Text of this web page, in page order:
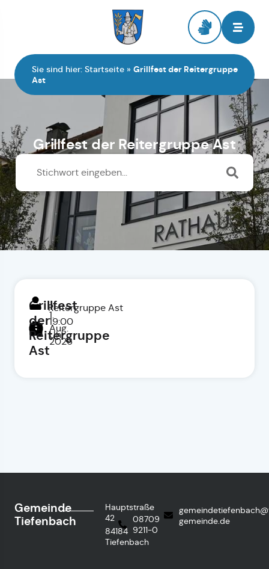
Sie sind hier: Startseite » Grillfest der Reitergruppe
Ast
Grillfest der Reitergruppe Ast
1.
Aug.
2026
19:00
Uhr
Grillfest
der
Reitergruppe
Ast
Reitergruppe Ast
Gemeinde
Tiefenbach
Hauptstraße
42
84184
Tiefenbach
08709
9211-0
gemeinde.de